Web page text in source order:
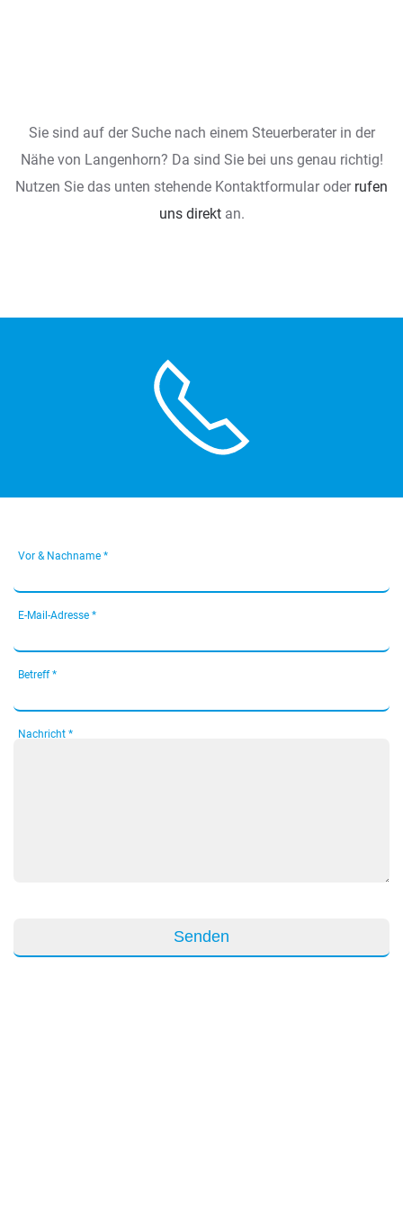
Sie sind auf der Suche nach einem Steuerberater in der
Nähe von Langenhorn? Da sind Sie bei uns genau richtig!
Nutzen Sie das unten stehende Kontaktformular oder rufen
uns direktan.
Vor & Nachname *
E-Mail-Adresse *
Betreff *
Nachricht *